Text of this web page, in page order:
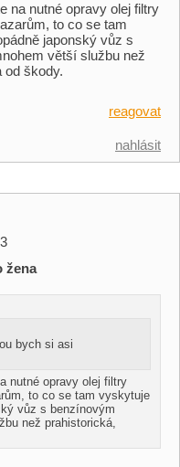
na nutné opravy olej filtry
to co se tam
japonský vůz s
větší službu než
od škody.
reagovat
nahlásit
žena
bych si asi
nutné opravy olej filtry
to co se tam vyskytuje
vůz s benzínovým
než prahistorická,